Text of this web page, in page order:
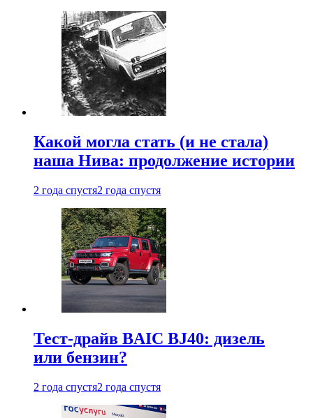
Какой могла стать (и не стала)
наша Нива: продолжение истории
2 года спустя2 года спустя
Тест-драйв BAIC BJ40: дизель
или бензин?
2 года спустя2 года спустя